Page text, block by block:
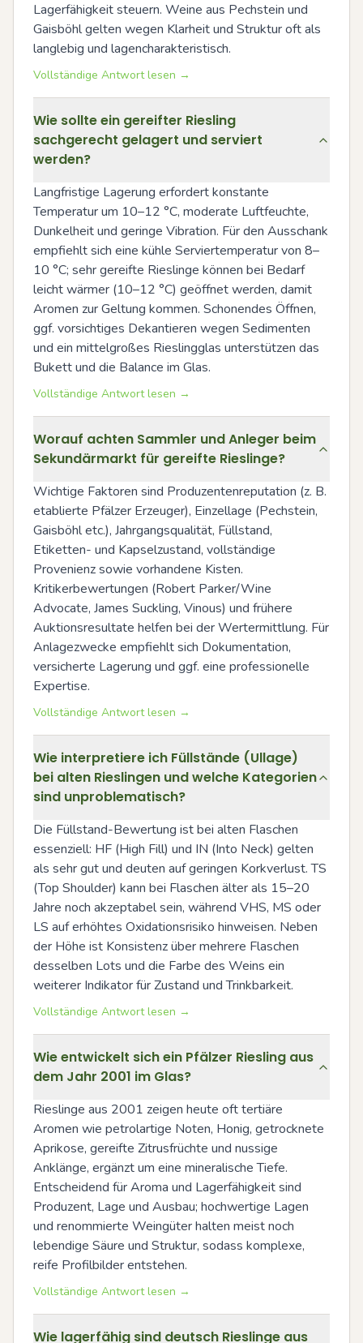
Lagerfähigkeit steuern. Weine aus Pechstein und
Gaisböhl gelten wegen Klarheit und Struktur oft als
langlebig und lagencharakteristisch.
Vollständige Antwort lesen →
Wie sollte ein gereifter Riesling
sachgerecht gelagert und serviert
werden?
Langfristige Lagerung erfordert konstante
Temperatur um 10–12 °C, moderate Luftfeuchte,
Dunkelheit und geringe Vibration. Für den Ausschank
empfiehlt sich eine kühle Serviertemperatur von 8–
10 °C; sehr gereifte Rieslinge können bei Bedarf
leicht wärmer (10–12 °C) geöffnet werden, damit
Aromen zur Geltung kommen. Schonendes Öffnen,
ggf. vorsichtiges Dekantieren wegen Sedimenten
und ein mittelgroßes Rieslingglas unterstützen das
Bukett und die Balance im Glas.
Vollständige Antwort lesen →
Worauf achten Sammler und Anleger beim
Sekundärmarkt für gereifte Rieslinge?
Wichtige Faktoren sind Produzentenreputation (z. B.
etablierte Pfälzer Erzeuger), Einzellage (Pechstein,
Gaisböhl etc.), Jahrgangsqualität, Füllstand,
Etiketten- und Kapselzustand, vollständige
Provenienz sowie vorhandene Kisten.
Kritikerbewertungen (Robert Parker/Wine
Advocate, James Suckling, Vinous) und frühere
Auktionsresultate helfen bei der Wertermittlung. Für
Anlagezwecke empfiehlt sich Dokumentation,
versicherte Lagerung und ggf. eine professionelle
Expertise.
Vollständige Antwort lesen →
Wie interpretiere ich Füllstände (Ullage)
bei alten Rieslingen und welche Kategorien
sind unproblematisch?
Die Füllstand-Bewertung ist bei alten Flaschen
essenziell: HF (High Fill) und IN (Into Neck) gelten
als sehr gut und deuten auf geringen Korkverlust. TS
(Top Shoulder) kann bei Flaschen älter als 15–20
Jahre noch akzeptabel sein, während VHS, MS oder
LS auf erhöhtes Oxidationsrisiko hinweisen. Neben
der Höhe ist Konsistenz über mehrere Flaschen
desselben Lots und die Farbe des Weins ein
weiterer Indikator für Zustand und Trinkbarkeit.
Vollständige Antwort lesen →
Wie entwickelt sich ein Pfälzer Riesling aus
dem Jahr 2001 im Glas?
Rieslinge aus 2001 zeigen heute oft tertiäre
Aromen wie petrolartige Noten, Honig, getrocknete
Aprikose, gereifte Zitrusfrüchte und nussige
Anklänge, ergänzt um eine mineralische Tiefe.
Entscheidend für Aroma und Lagerfähigkeit sind
Produzent, Lage und Ausbau; hochwertige Lagen
und renommierte Weingüter halten meist noch
lebendige Säure und Struktur, sodass komplexe,
reife Profilbilder entstehen.
Vollständige Antwort lesen →
Wie lagerfähig sind deutsch Rieslinge aus